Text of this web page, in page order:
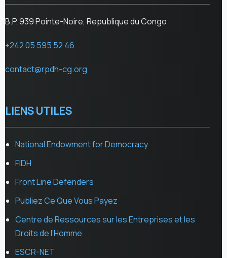
B.P. 939 Pointe-Noire, Republique du Congo
+242 05 595 52 46
contact@rpdh-cg.org
LIENS UTILES
National Endowment for Democracy
FIDH
Front Line Defenders
Publiez Ce Que Vous Payez
Centre de Ressources sur les Entreprises et les
Droits de l’Homme
ESCR-NET